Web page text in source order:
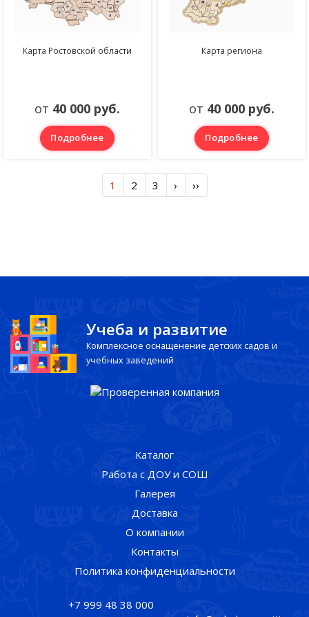
Карта Ростовской области
от 40 000 руб.
Подробнее
Карта региона
от 40 000 руб.
Подробнее
1 2 3 › ››
Учеба и развитие
Комплексное оснащенение детских садов и
учебных заведений
Каталог
Работа с ДОУ и СОШ
Галерея
Доставка
О компании
Контакты
Политика конфиденциальности
+7 999 48 38 000